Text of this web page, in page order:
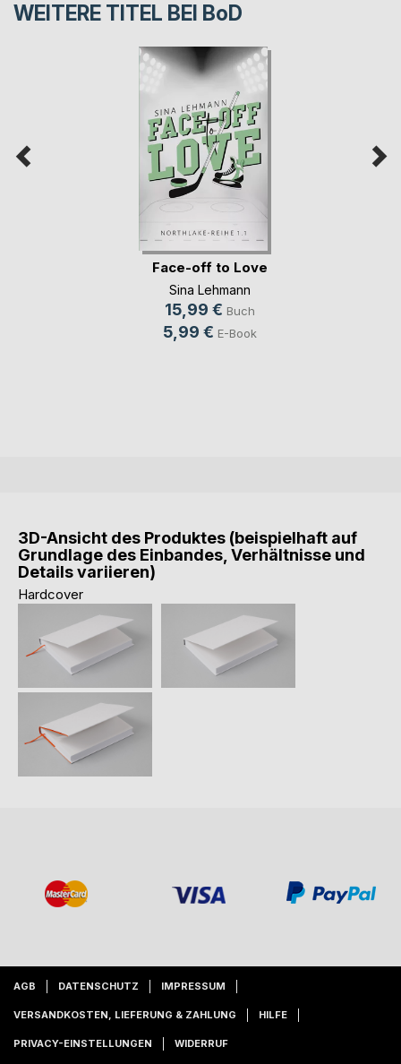
WEITERE TITEL BEI BoD
Face-off to Love
Sina Lehmann
15,99 € Buch
5,99 € E-Book
3D-Ansicht des Produktes (beispielhaft auf
Grundlage des Einbandes, Verhältnisse und
Details variieren)
Hardcover
AGB DATENSCHUTZ IMPRESSUM
VERSANDKOSTEN, LIEFERUNG & ZAHLUNG HILFE
PRIVACY-EINSTELLUNGEN WIDERRUF